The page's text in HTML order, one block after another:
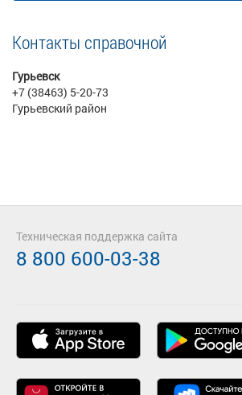
Контакты справочной
Гурьевск
+7 (38463) 5-20-73
Гурьевский район
Техническая поддержка сайта
8 800 600-03-38